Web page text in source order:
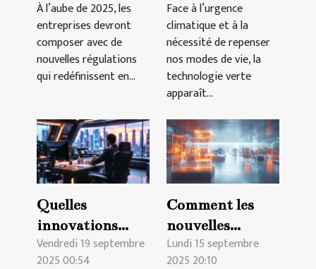
en 2025
À l’aube de 2025, les
entreprises devront
composer avec de
nouvelles régulations
qui redéfinissent en...
l'immobilier
durable ?
Face à l’urgence
climatique et à la
nécessité de repenser
nos modes de vie, la
technologie verte
apparaît...
Quelles
innovations
numériques
Vendredi 19 septembre
2025 00:54
Comment les
nouvelles
technologies
Lundi 15 septembre
2025 20:10